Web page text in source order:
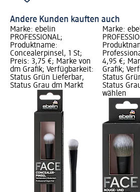
Andere Kunden kauften auch
Marke: ebelin
PROFESSIONAL;
Produktname:
Concealerpinsel, 1 St;
Preis: 3,75 €; Marke von
dm Grafik; Verfügbarkeit:
Status Grün Lieferbar,
Status Grau dm Markt
Marke:
4,95 €;
Grafik;
Status
Status
wählen